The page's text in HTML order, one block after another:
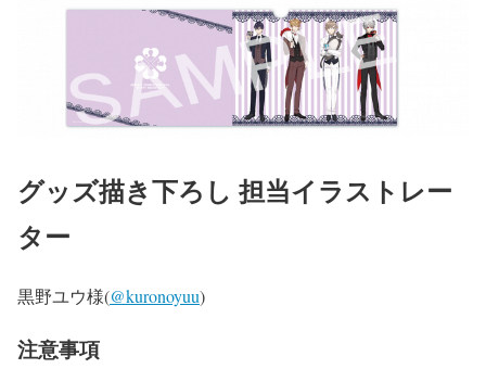
グッズ描き下ろし 担当イラストレー
ター
黒野ユウ様(@kuronoyuu)
注意事項